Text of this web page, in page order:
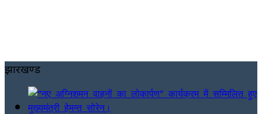
झारखण्ड